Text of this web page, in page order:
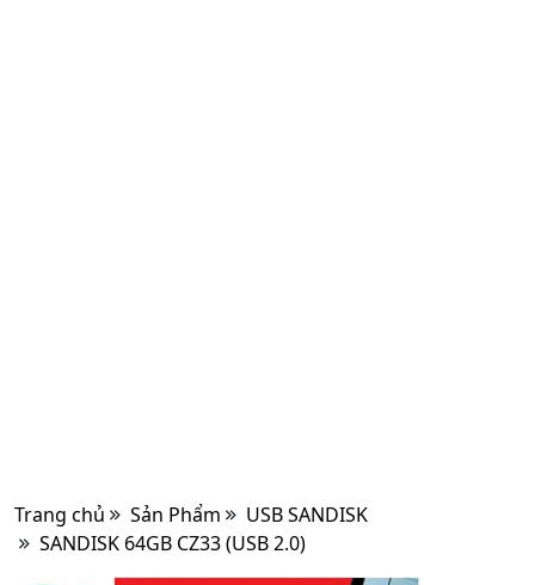
Trang chủ Sản Phẩm
USB SANDISK
SANDISK 64GB CZ33 (USB 2.0)